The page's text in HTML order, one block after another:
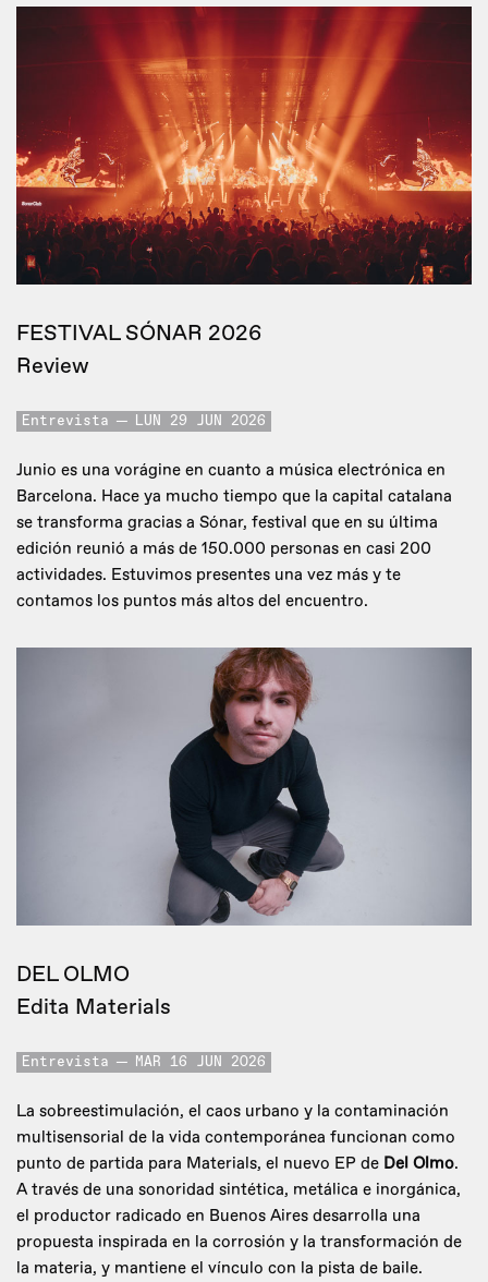
FESTIVAL SÓNAR 2026
Review
Entrevista LUN 29 JUN 2026
Junio es una vorágine en cuanto a música electrónica en
Barcelona. Hace ya mucho tiempo que la capital catalana
se transforma gracias a Sónar, festival que en su última
edición reunió a más de 150.000 personas en casi 200
actividades. Estuvimos presentes una vez más y te
contamos los puntos más altos del encuentro.
DEL OLMO
Edita Materials
Entrevista MAR 16 JUN 2026
La sobreestimulación, el caos urbano y la contaminación
multisensorial de la vida contemporánea funcionan como
punto de partida para Materials, el nuevo EP de Del Olmo.
A través de una sonoridad sintética, metálica e inorgánica,
el productor radicado en Buenos Aires desarrolla una
propuesta inspirada en la corrosión y la transformación de
la materia, y mantiene el vínculo con la pista de baile.